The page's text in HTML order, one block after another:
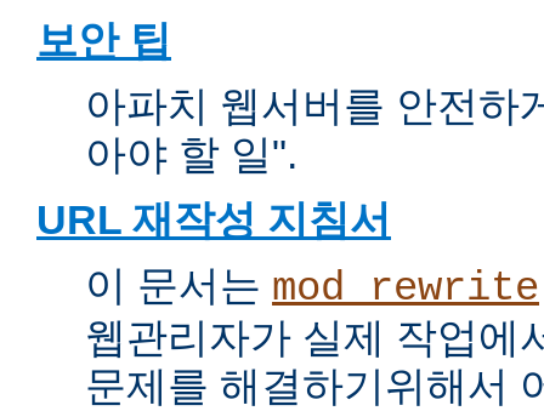
보안 팁
아파치 웹서버를 안전하
아야 할 일".
URL 재작성 지침서
이 문서는 mod_rewrite
웹관리자가 실제 작업에
문제를 해결하기위해서